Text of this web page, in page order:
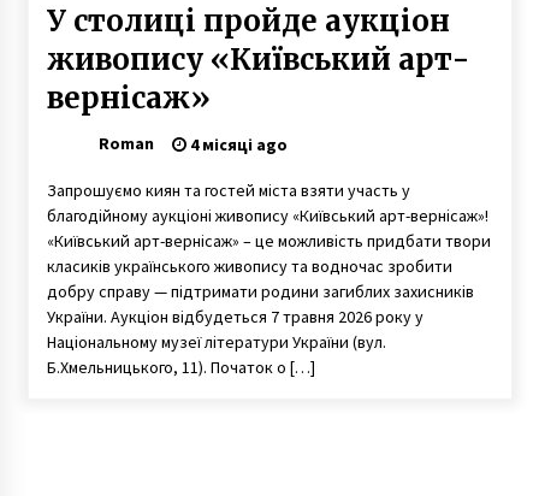
У столиці пройде аукціон
живопису «Київський арт-
вернісаж»
Roman 4 місяці ago
Запрошуємо киян та гостей міста взяти участь у
благодійному аукціоні живопису «Київський арт-вернісаж»!
«Київський арт-вернісаж» – це можливість придбати твори
класиків українського живопису та водночас зробити
добру справу — підтримати родини загиблих захисників
України. Аукціон відбудеться 7 травня 2026 року у
Національному музеї літератури України (вул.
Б.Хмельницького, 11). Початок о […]